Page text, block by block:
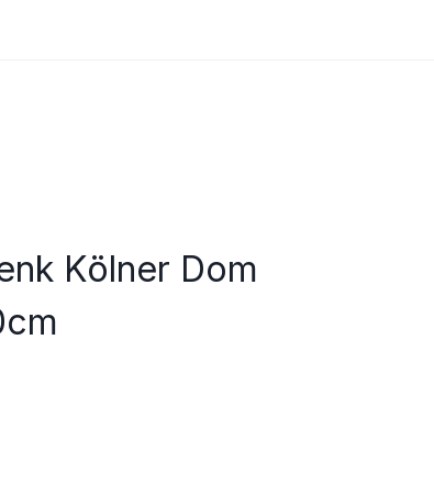
Kölner Dom